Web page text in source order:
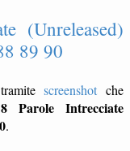
(Unreleased)
89 90
screenshot che
Intrecciate
.